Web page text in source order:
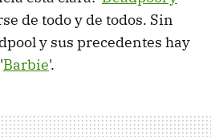
de todo y de todos. Sin
y sus precedentes hay
Barbie'.